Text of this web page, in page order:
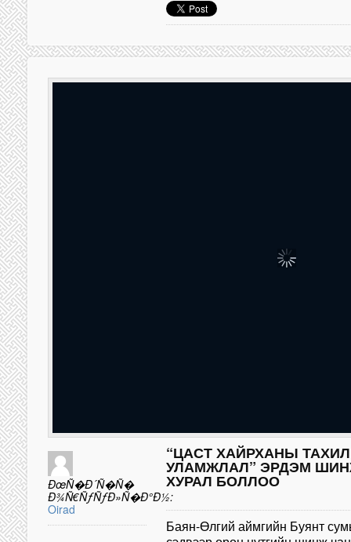
ÐœÑ�Ð´Ñ�Ñ�
Ð¾Ñ€ÑƒÑƒÐ»Ñ�Ð°Ð½:
Oirad
“ЦАСТ ХАЙРХАНЫ
УЛАМЖЛАЛ” ЭРДЭМ
ХУРАЛ БОЛЛОО
Баян-Өлгий аймгийн Буянт